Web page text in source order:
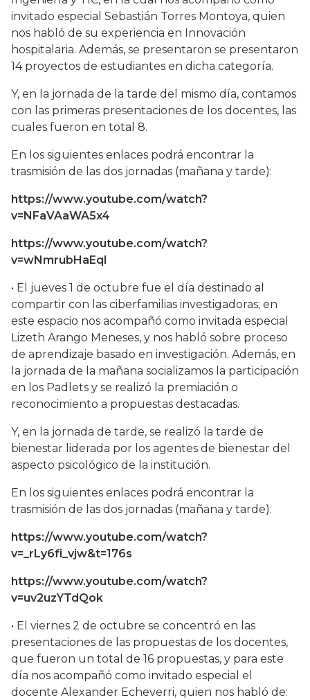
invitado especial Sebastián Torres Montoya, quien
nos habló de su experiencia en Innovación
hospitalaria. Además, se presentaron se presentaron
14 proyectos de estudiantes en dicha categoría.
Y, en la jornada de la tarde del mismo día, contamos
con las primeras presentaciones de los docentes, las
cuales fueron en total 8.
En los siguientes enlaces podrá encontrar la
trasmisión de las dos jornadas (mañana y tarde):
https://www.youtube.com/watch?
v=NFaVAaWA5x4
https://www.youtube.com/watch?
v=wNmrubHaEqI
• El jueves 1 de octubre fue el día destinado al
compartir con las ciberfamilias investigadoras; en
este espacio nos acompañó como invitada especial
Lizeth Arango Meneses, y nos habló sobre proceso
de aprendizaje basado en investigación. Además, en
la jornada de la mañana socializamos la participación
en los Padlets y se realizó la premiación o
reconocimiento a propuestas destacadas.
Y, en la jornada de tarde, se realizó la tarde de
bienestar liderada por los agentes de bienestar del
aspecto psicológico de la institución.
En los siguientes enlaces podrá encontrar la
trasmisión de las dos jornadas (mañana y tarde):
https://www.youtube.com/watch?
v=_rLy6fi_vjw&t=176s
https://www.youtube.com/watch?
v=uv2uzYTdQok
• El viernes 2 de octubre se concentró en las
presentaciones de las propuestas de los docentes,
que fueron un total de 16 propuestas, y para este
día nos acompañó como invitado especial el
docente Alexander Echeverri, quien nos habló de: